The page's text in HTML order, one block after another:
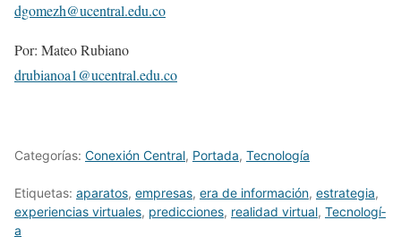
dgomezh@ucentral.edu.co
Por: Mateo Rubiano
drubianoa1@ucentral.edu.co
Categorías: Conexión Central, Portada, Tecnologí­a
Etiquetas: aparatos, empresas, era de información, estrategia,
experiencias virtuales, predicciones, realidad virtual, Tecnologí­
a